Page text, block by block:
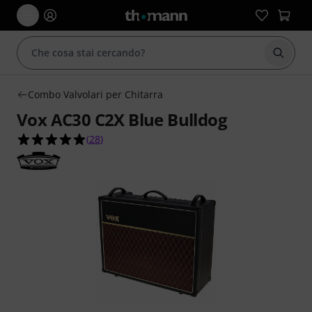
Combo Valvolari per Chitarra
Vox AC30 C2X Blue Bulldog
4.9 su 5 stelle su 28 valutazioni dei clienti
(28)